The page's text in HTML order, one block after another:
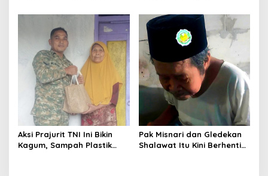
Aksi Prajurit TNI Ini Bikin
Kagum, Sampah Plastik
Pak Misnari dan Gledekan
Shalawat Itu Kini Berhenti